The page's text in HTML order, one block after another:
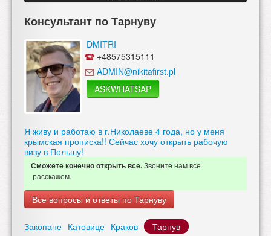
Консультант по Тарнуву
DMITRI
+48575315111
ADMIN@nikitafirst.pl
ASKWHATSAP
Я живу и работаю в г.Николаеве 4 года, но у меня
крымская прописка!! Сейчас хочу открыть рабочую
визу в Польшу!
Сможете конечно открыть все.Звоните нам все
расскажем.
Все вопросы и ответы по Тарнуву
Закопане Катовице Краков Тарнув